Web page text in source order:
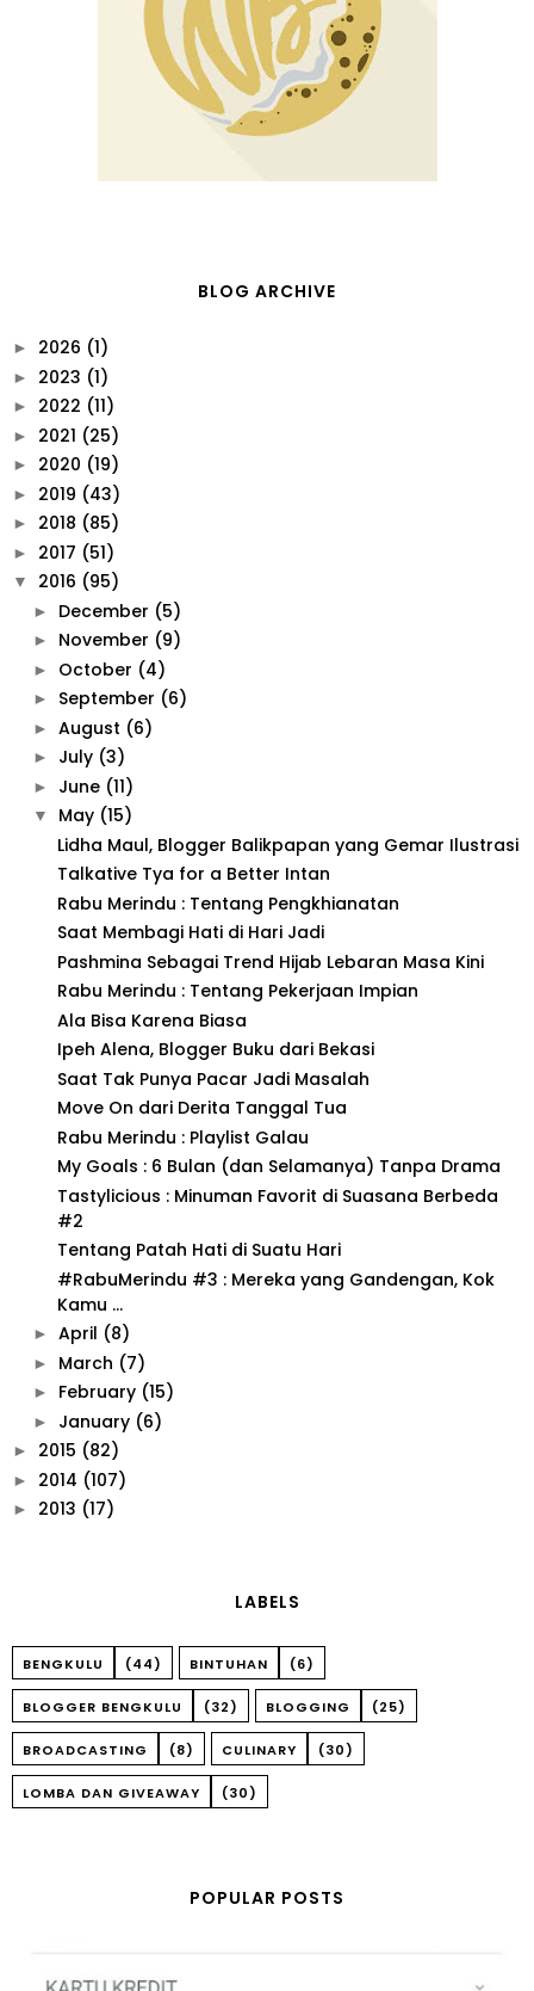
BLOG ARCHIVE
► 2026 (1)
► 2023 (1)
► 2022 (11)
► 2021 (25)
► 2020 (19)
► 2019 (43)
► 2018 (85)
► 2017 (51)
▼ 2016 (95)
► December (5)
► November (9)
► October (4)
► September (6)
► August (6)
► July (3)
► June (11)
▼ May (15)
Lidha Maul, Blogger Balikpapan yang Gemar Ilustrasi
Talkative Tya for a Better Intan
Rabu Merindu : Tentang Pengkhianatan
Saat Membagi Hati di Hari Jadi
Pashmina Sebagai Trend Hijab Lebaran Masa Kini
Rabu Merindu : Tentang Pekerjaan Impian
Ala Bisa Karena Biasa
Ipeh Alena, Blogger Buku dari Bekasi
Saat Tak Punya Pacar Jadi Masalah
Move On dari Derita Tanggal Tua
Rabu Merindu : Playlist Galau
My Goals : 6 Bulan (dan Selamanya) Tanpa Drama
Tastylicious : Minuman Favorit di Suasana Berbeda
#2
Tentang Patah Hati di Suatu Hari
#RabuMerindu #3 : Mereka yang Gandengan, Kok
Kamu ...
► April (8)
► March (7)
► February (15)
► January (6)
► 2015 (82)
► 2014 (107)
► 2013 (17)
LABELS
BENGKULU (44) BINTUHAN (6)
BLOGGER BENGKULU (32) BLOGGING (25)
BROADCASTING (8) CULINARY (30)
LOMBA DAN GIVEAWAY (30)
POPULAR POSTS